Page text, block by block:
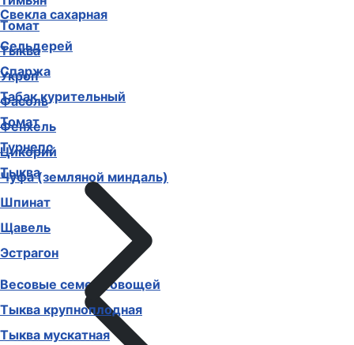
Томат
Тыква
Укроп
Фасоль
Фенхель
Цикорий
Чуфа (земляной миндаль)
Шпинат
Щавель
Эстрагон
Весовые семена овощей
Свекла сахарная
Сельдерей
Спаржа
Табак курительный
Томат
Турнепс
Тыква
Тыква крупноплодная
Тыква мускатная